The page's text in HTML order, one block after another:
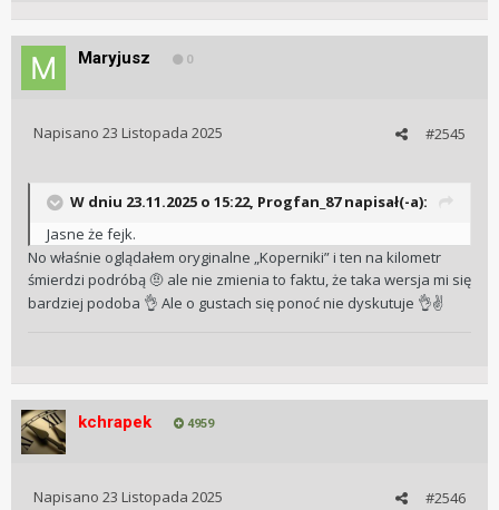
Maryjusz 0
#2545
Napisano 23 Listopada 2025
W dniu 23.11.2025 o 15:22, Progfan_87napisał(-a):
Jasne że fejk.
No właśnie oglądałem oryginalne „Koperniki” i ten na kilometr
śmierdzi podróbą 🤨 ale nie zmienia to faktu, że taka wersja mi się
bardziej podoba 👌 Ale o gustach się ponoć nie dyskutuje 👌✌️
kchrapek 4959
#2546
Napisano 23 Listopada 2025